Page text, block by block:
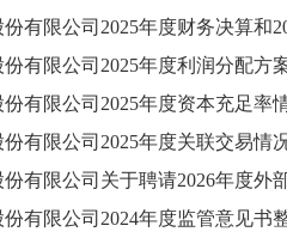
有限公司2025年度财务决算和
有限公司2025年度利润分配方
有限公司2025年度资本充足率
有限公司2025年度关联交易情
有限公司关于聘请2026年度外
有限公司2024年度监管意见书